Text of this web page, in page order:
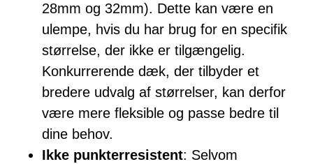
28mm og 32mm). Dette kan være en
ulempe, hvis du har brug for en specifik
størrelse, der ikke er tilgængelig.
Konkurrerende dæk, der tilbyder et
bredere udvalg af størrelser, kan derfor
være mere fleksible og passe bedre til
dine behov.
Ikke punkterresistent: Selvom